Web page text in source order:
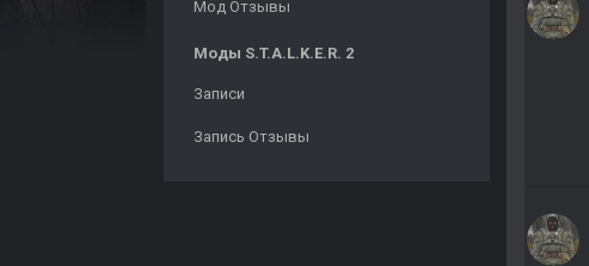
Мод Отзывы
Моды S.T.A.L.K.E.R. 2
Записи
Запись Отзывы